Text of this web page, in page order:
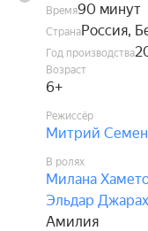
Время90 минут
СтранаРоссия,
Год производства
Возраст
6+
Режиссёр
Митрий
В ролях
Милана
Эльдар
Амилия